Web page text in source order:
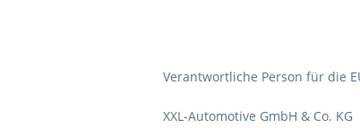
Verantwortliche Person für die
XXL-Automotive GmbH & Co. KG